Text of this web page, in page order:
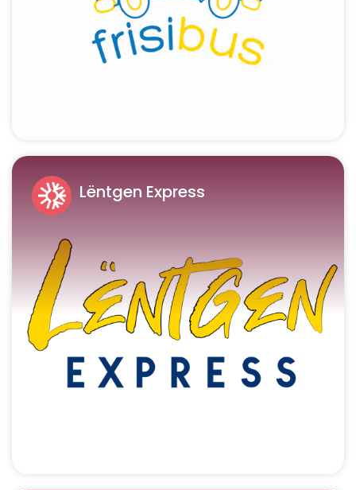
Lëntgen Express